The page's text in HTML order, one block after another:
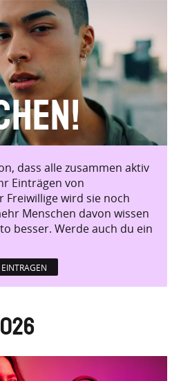
dass alle zusammen aktiv
Einträgen von
Freiwillige wird sie noch
Menschen davon wissen
besser. Werde auch du ein